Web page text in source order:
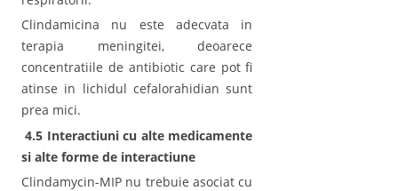
Clindamicina nu este adecvata in
terapia meningitei, deoarece
concentratiile de antibiotic care pot fi
atinse in lichidul cefalorahidian sunt
prea mici.
4.5 Interactiuni cu alte medicamente
si alte forme de interactiune
Clindamycin-MIP nu trebuie asociat cu